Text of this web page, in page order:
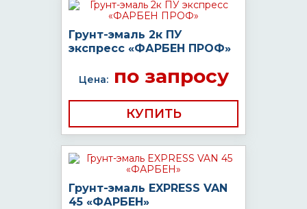
Грунт-эмаль 2к ПУ
экспресс «ФАРБЕН ПРОФ»
Цена:по запросу
КУПИТЬ
Грунт-эмаль EXPRESS VAN
45 «ФАРБЕН»